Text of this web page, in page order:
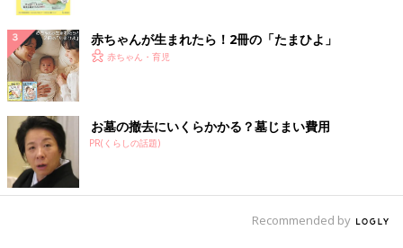
赤ちゃんが生まれたら！2冊の「たまひよ」
赤ちゃん・育児
お墓の撤去にいくらかかる？墓じまい費用
PR(くらしの話題)
Recommended by